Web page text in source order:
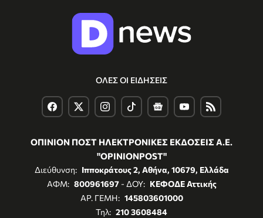
ΟΛΕΣ ΟΙ ΕΙΔΗΣΕΙΣ
ΟΠΙΝΙΟΝ ΠΟΣΤ ΗΛΕΚΤΡΟΝΙΚΕΣ ΕΚΔΟΣΕΙΣ Α.Ε.
"OPINIONPOST"
Διεύθυνση: Ιπποκράτους 2, Αθήνα, 10679, Ελλάδα
ΑΦΜ: 800961697- ΔΟΥ: ΚΕΦΟΔΕ Αττικής
ΑΡ. ΓΕΜΗ: 145803601000
Τηλ: 210 3608484